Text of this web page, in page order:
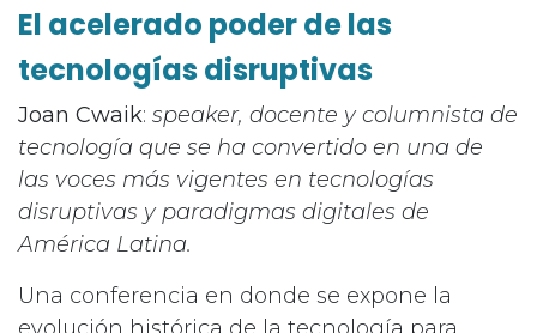
El acelerado poder de las
tecnologías disruptivas
Joan Cwaik: speaker, docente y columnista de
tecnología que se ha convertido en una de
las voces más vigentes en tecnologías
disruptivas y paradigmas digitales de
América Latina.
Una conferencia en donde se expone la